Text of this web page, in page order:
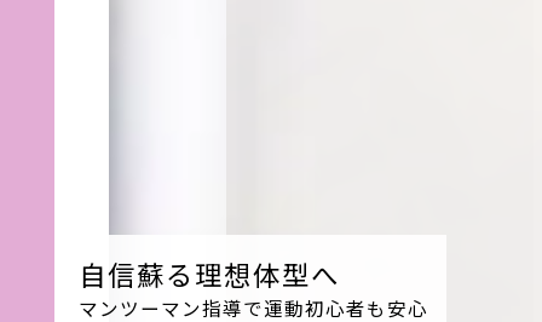
自信蘇る理想体型へ
マンツーマン指導で運動初心者も安心